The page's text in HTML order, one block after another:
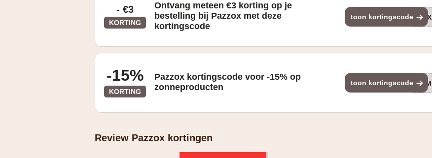
- €3
KORTING
Ontvang meteen €3 korting op je
bestelling bij Pazzox met deze
kortingscode
toon kortingscode PAX
-15%
KORTING
Pazzox kortingscode voor -15% op
zonneproducten
toon kortingscode SUM
Review Pazzox kortingen